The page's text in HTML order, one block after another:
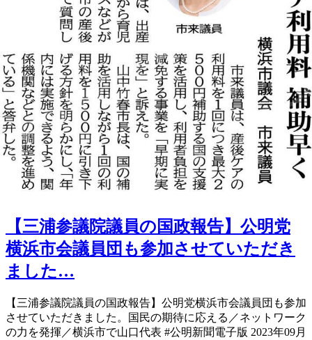
【三浦参議院議員の国政報告】公明党
横浜市会議員団も参加させていただき
ました…
【三浦参議院議員の国政報告】 公明党横浜市会議員団も参加
させていただきました。 国民の期待に応える／ネットワーク
の力を発揮／横浜市で山口代表 #公明新聞電子版 2023年09月